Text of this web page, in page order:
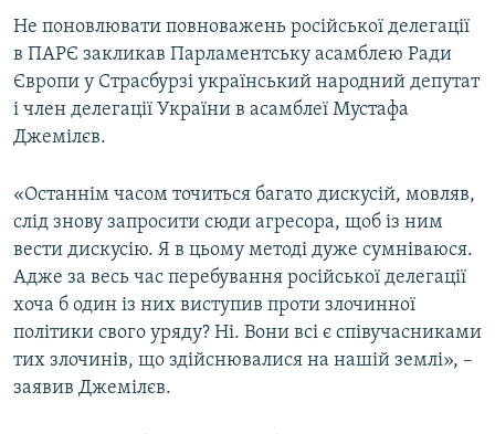
УКР
КТАТ
ДОЛУЧАЙСЯ!
Усі сайти RFE/RL
Не поновлювати повноважень російської делегації
в ПАРЄ закликав Парламентську асамблею Ради
Європи у Страсбурзі український народний депутат
і член делегації України в асамблеї Мустафа
Джемілєв.
«Останнім часом точиться багато дискусій, мовляв,
слід знову запросити сюди агресора, щоб із ним
вести дискусію. Я в цьому методі дуже сумніваюся.
Адже за весь час перебування російської делегації
хоча б один із них виступив проти злочинної
політики свого уряду? Ні. Вони всі є співучасниками
тих злочинів, що здійснювалися на нашій землі», –
заявив Джемілєв.